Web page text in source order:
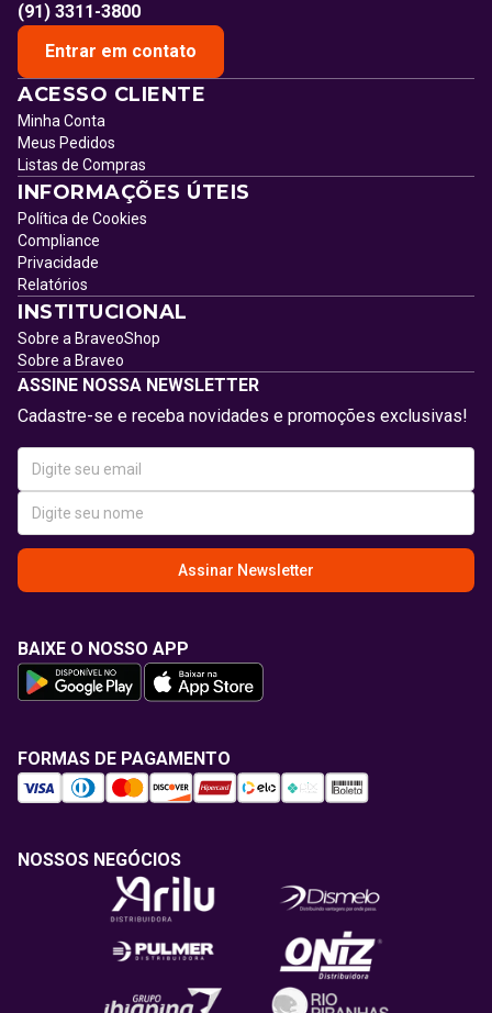
(91) 3311-3800
Entrar em contato
ACESSO CLIENTE
Minha Conta
Meus Pedidos
Listas de Compras
INFORMAÇÕES ÚTEIS
Política de Cookies
Compliance
Privacidade
Relatórios
INSTITUCIONAL
Sobre a BraveoShop
Sobre a Braveo
ASSINE NOSSA NEWSLETTER
Cadastre-se e receba novidades e promoções exclusivas!
Assinar Newsletter
BAIXE O NOSSO APP
FORMAS DE PAGAMENTO
NOSSOS NEGÓCIOS